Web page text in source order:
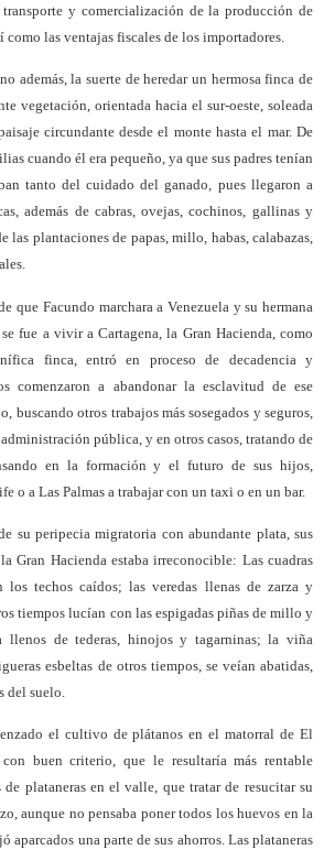
y comercialización de la producción de
como las ventajas fiscales de los importadores.
además, la suerte de heredar un hermosa finca de
vegetación, orientada hacia el sur-oeste, soleada
circundante desde el monte hasta el mar. De
cuando él era pequeño, ya que sus padres tenían
tanto del cuidado del ganado, pues llegaron a
además de cabras, ovejas, cochinos, gallinas y
las plantaciones de papas, millo, habas, calabazas,
que Facundo marchara a Venezuela y su hermana
fue a vivir a Cartagena, la Gran Hacienda, como
finca, entró en proceso de decadencia y
comenzaron a abandonar la esclavitud de ese
buscando otros trabajos más sosegados y seguros,
pública, y en otros casos, tratando de
en la formación y el futuro de sus hijos,
o a Las Palmas a trabajar con un taxi o en un bar.
su peripecia migratoria con abundante plata, sus
Gran Hacienda estaba irreconocible: Las cuadras
los techos caídos; las veredas llenas de zarza y
tiempos lucían con las espigadas piñas de millo y
llenos de tederas, hinojos y tagarninas; la viña
esbeltas de otros tiempos, se veían abatidas,
del suelo.
el cultivo de plátanos en el matorral de El
buen criterio, que le resultaría más rentable
plataneras en el valle, que tratar de resucitar su
aunque no pensaba poner todos los huevos en la
aparcados una parte de sus ahorros. Las plataneras